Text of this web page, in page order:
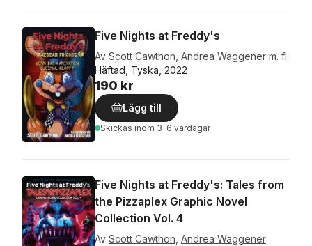
Five Nights at Freddy's
Av Scott Cawthon Andrea Waggener m. fl.
Häftad, Tyska, 2022
190 kr
Lägg till
Skickas inom 3-6 vardagar
Five Nights at Freddy's: Tales from
the Pizzaplex Graphic Novel
Collection Vol. 4
Av Scott Cawthon Andrea Waggener